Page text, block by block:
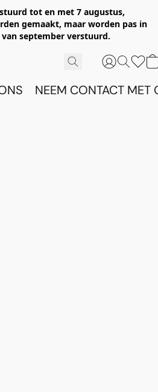
tot en met 7 augustus,
gemaakt, maar worden pas in
september verstuurd.
NEEM CONTACT MET